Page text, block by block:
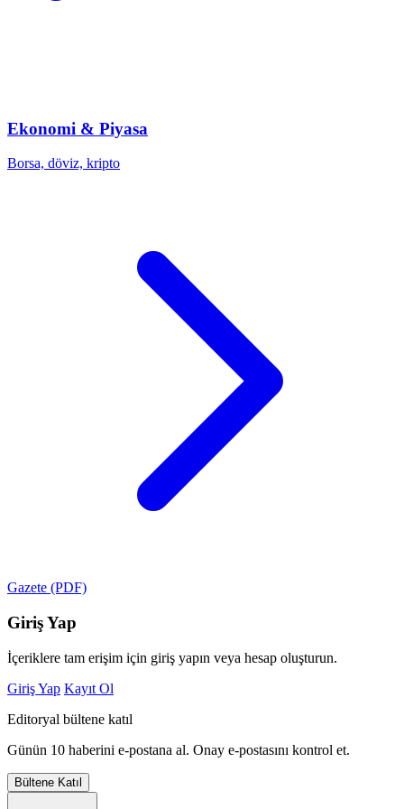
Ekonomi & Piyasa
Borsa, döviz, kripto
Gazete (PDF)
Giriş Yap
İçeriklere tam erişim için giriş yapın veya hesap oluşturun.
Giriş Yap Kayıt Ol
Editoryal bültene katıl
Günün 10 haberini e-postana al. Onay e-postasını kontrol et.
Bültene Katıl